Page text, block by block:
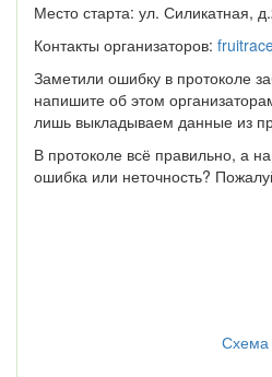
Место старта: ул. Силикатная,
Контакты организаторов:
Заметили ошибку в протоколе
напишите об этом
лишь выкладываем данные из
В протоколе всё правильно, а
ошибка или неточность?
Схема